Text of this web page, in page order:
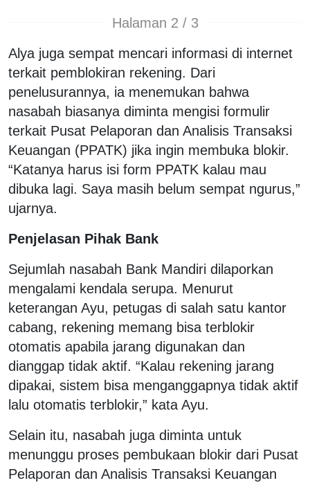
Halaman 2 / 3
Alya juga sempat mencari informasi di internet
terkait pemblokiran rekening. Dari
penelusurannya, ia menemukan bahwa
nasabah biasanya diminta mengisi formulir
terkait Pusat Pelaporan dan Analisis Transaksi
Keuangan (PPATK) jika ingin membuka blokir.
“Katanya harus isi form PPATK kalau mau
dibuka lagi. Saya masih belum sempat ngurus,”
ujarnya.
Penjelasan Pihak Bank
Sejumlah nasabah Bank Mandiri dilaporkan
mengalami kendala serupa. Menurut
keterangan Ayu, petugas di salah satu kantor
cabang, rekening memang bisa terblokir
otomatis apabila jarang digunakan dan
dianggap tidak aktif. “Kalau rekening jarang
dipakai, sistem bisa menganggapnya tidak aktif
lalu otomatis terblokir,” kata Ayu.
Selain itu, nasabah juga diminta untuk
menunggu proses pembukaan blokir dari Pusat
Pelaporan dan Analisis Transaksi Keuangan